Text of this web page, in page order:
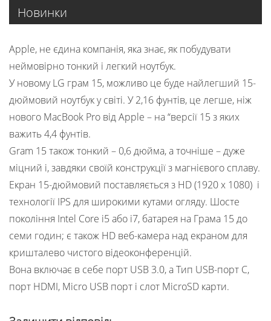
Новинки
Apple, не єдина компанія, яка знає, як побудувати
неймовірно тонкий і легкий ноутбук.
У новому LG грам 15, можливо це буде найлегший 15-
дюймовий ноутбук у світі. У 2,16 фунтів, це легше, ніж
нового MacBook Pro від Apple – на “версії 15 з яких
важить 4,4 фунтів.
Gram 15 також тонкий – 0,6 дюйма, а точніше – дуже
міцний і, завдяки своїй конструкції з магнієвого сплаву.
Екран 15-дюймовий поставляється з HD (1920 х 1080) і
технології IPS для широкими кутами огляду. Шосте
покоління Intel Core i5 або i7, батарея на Грама 15 до
семи годин; є також HD веб-камера над екраном для
кришталево чистого відеоконференцій.
Вона включає в себе порт USB 3.0, а Тип USB-порт С,
порт HDMI, Micro USB порт і слот MicroSD карти.